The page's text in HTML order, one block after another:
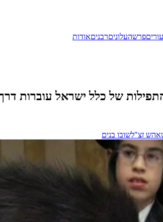
פרשהעלוניםרבניםאודות
של כלל ישראל עוברות
זצ"לשובו בנים